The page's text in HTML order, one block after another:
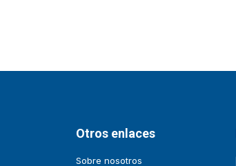
Otros enlaces
Sobre nosotros